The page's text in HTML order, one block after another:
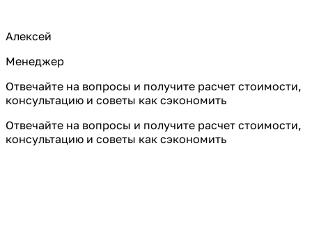
Алексей
Менеджер
Отвечайте на вопросы и получите расчет стоимости,
консультацию и советы как сэкономить
Отвечайте на вопросы и получите расчет стоимости,
консультацию и советы как сэкономить